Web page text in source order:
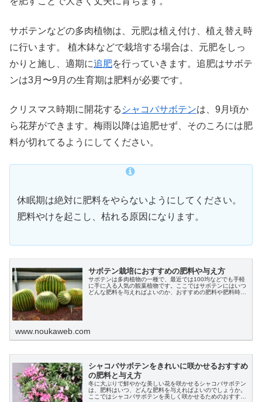
サボテンなどの多肉植物は、元肥は植え付け、植え替え時
に行います。 植木鉢などで栽培する場合は、元肥をしっ
かりと施し、適期に追肥を行っていきます。追肥はサボテ
ンは3月〜9月の生育期は肥料が必要です。
クリスマス時期に開花する シャコバサボテンは、9月頃か
ら花芽ができます。梅雨以降は追肥せず、そのころには肥
料が切れてるようにしてください。
休眠期は絶対に肥料をやらないようにしてください。
肥料やけを起こし、枯れる原因になります。
サボテン栽培におすすめの肥料や与え方
サボテンは多肉植物の一種で、最近では100均などでも手軽
に手に入る人気の観葉植物です。ここではサボテンにはいつ
どんな肥料を与えればよいのか、おすすめの肥料や肥料時
www.noukaweb.com
シャコバサボテンをきれいに咲かせるおすすめ
の肥料と与え方
冬に大ぶりで鮮やかな美しい花を咲かせるシャコバサボテン
は、肥料はいつ、どんな肥料を与えればよいのでしょうか。
ここではシャコバサボテンを美しく咲かせるためのおすすめ